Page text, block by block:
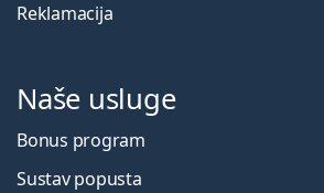
Reklamacija
Naše usluge
Bonus program
Sustav popusta